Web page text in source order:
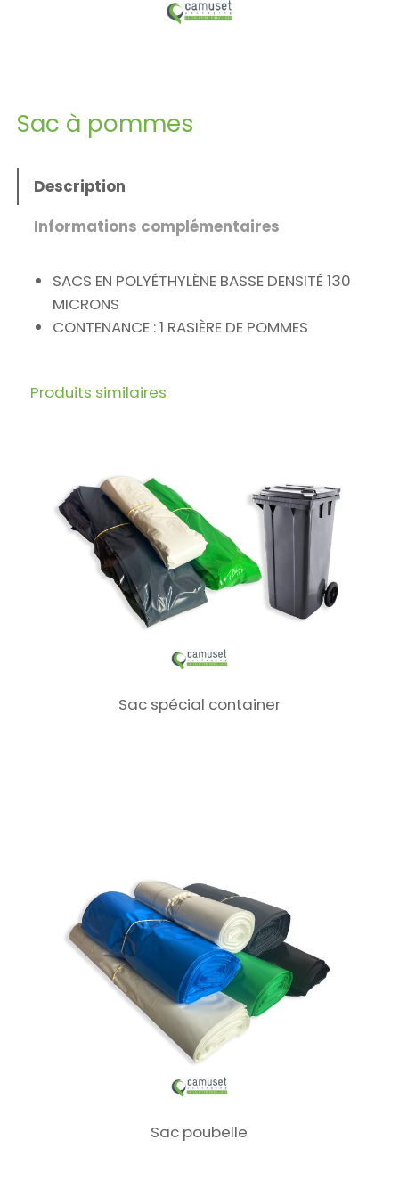
Sac à pommes
Description
Informations complémentaires
SACS EN POLYÉTHYLÈNE BASSE DENSITÉ 130
MICRONS
CONTENANCE : 1 RASIÈRE DE POMMES
Produits similaires
Sac spécial container
Sac poubelle